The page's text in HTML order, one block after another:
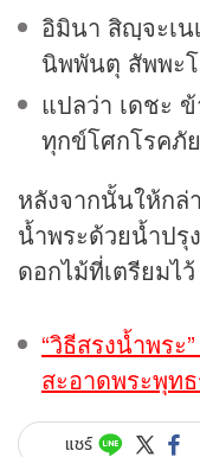
อิมินา สิญฺจะเน
นิพพันตุ สัพพะ
แปลว่า เดชะ
ทุกข์โศกโรคภั
หลังจากนั้นให้กล่
น้ำพระด้วยน้ำปรุ
ดอกไม้ที่เตรียมไว้
“วิธีสรงน้ำพร
สะอาดพระพุท
แชร์